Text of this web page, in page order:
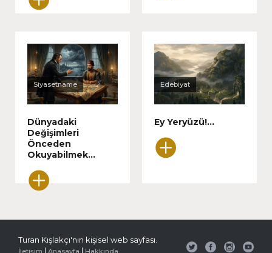
Siyasetname
Dünyadaki
Değişimleri
Önceden
Okuyabilmek...
Edebiyat
Ey Yeryüzü!...
Turan Kışlakçı'nın kişisel web sayfası.
| |